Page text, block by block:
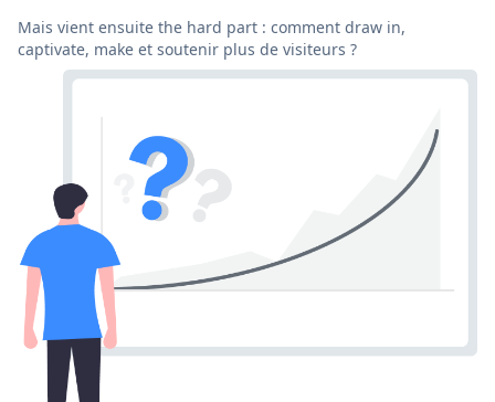
Mais vient ensuite the hard part : comment draw in,
captivate, make et soutenir plus de visiteurs ?